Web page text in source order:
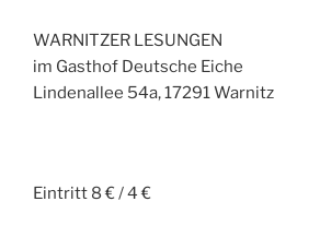
WARNITZER LESUNGEN
im Gasthof Deutsche Eiche
Lindenallee 54a, 17291 Warnitz
Eintritt 8 € / 4 €